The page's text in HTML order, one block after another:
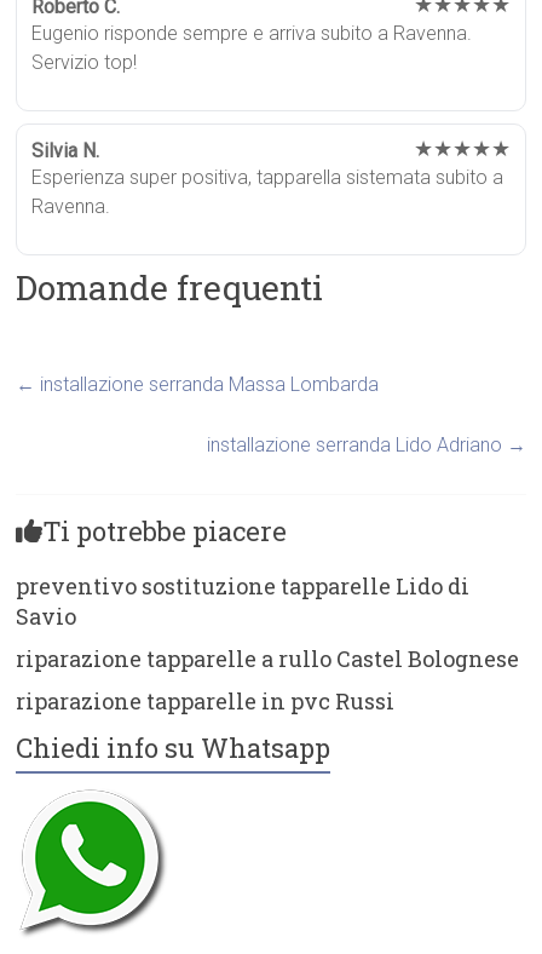
Roberto C.
Eugenio risponde sempre e arriva subito a Ravenna.
Servizio top!
Silvia N. ★★★★★
Esperienza super positiva, tapparella sistemata subito a
Ravenna.
Domande frequenti
← installazione serranda Massa Lombarda
installazione serranda Lido Adriano →
Ti potrebbe piacere
preventivo sostituzione tapparelle Lido di
Savio
riparazione tapparelle a rullo Castel Bolognese
riparazione tapparelle in pvc Russi
Chiedi info su Whatsapp